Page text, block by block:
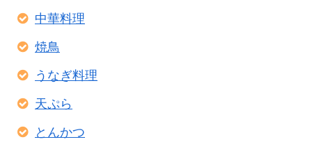
中華料理
焼鳥
うなぎ料理
天ぷら
とんかつ